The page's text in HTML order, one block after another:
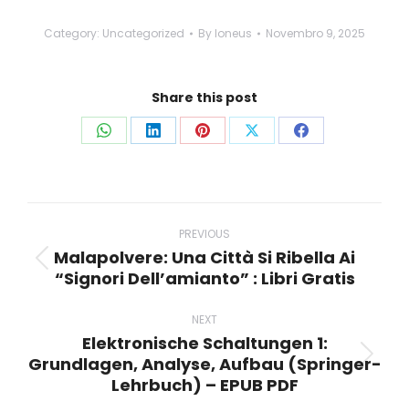
Category: Uncategorized By loneus Novembro 9, 2025
Share this post
Share Share Share Share Share
navigation
PREVIOUS
Previous
Malapolvere: Una Città Si Ribella Ai
“Signori Dell’amianto” : Libri Gratis
NEXT
Next
post:
Elektronische Schaltungen 1:
Grundlagen, Analyse, Aufbau (Springer-
Lehrbuch) – EPUB PDF